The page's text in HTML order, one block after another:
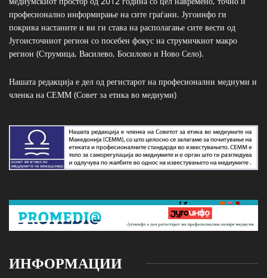
професионално информирање на сите граѓани. Југоинфо ги
покрива настаните и ви ги става на располагање сите вести од
Југоисточниот регион со посебен фокус на струмичкиот макро
регион (Струмица, Василево, Босилово и Ново Село).
Нашата редакција е дел од регистарот на професионални медиуми и
членка на СЕММ (Совет за етика во медиуми)
ИНФОРМАЦИИ